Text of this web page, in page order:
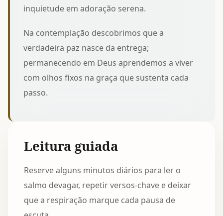
inquietude em adoração serena.
Na contemplação descobrimos que a
verdadeira paz nasce da entrega;
permanecendo em Deus aprendemos a viver
com olhos fixos na graça que sustenta cada
passo.
Leitura guiada
Reserve alguns minutos diários para ler o
salmo devagar, repetir versos-chave e deixar
que a respiração marque cada pausa de